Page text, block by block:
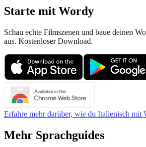
Starte mit Wordy
Schau echte Filmszenen und baue deinen
aus. Kostenloser Download.
Erfahre mehr darüber, wie du Italienisch
Mehr Sprachguides